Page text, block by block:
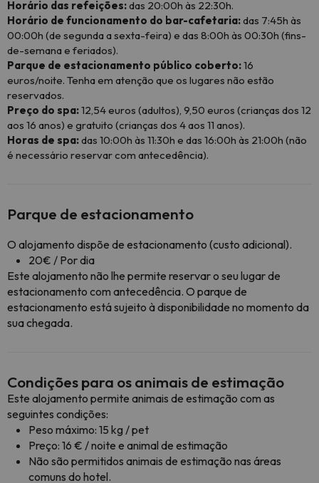
Horário das refeições:das 20:00h às 22:30h.
Horário de funcionamento do bar-cafetaria:das 7:45h às
00:00h (de segunda a sexta-feira) e das 8:00h às 00:30h (fins-
de-semana e feriados).
Parque de estacionamento público coberto:16
euros/noite. Tenha em atenção que os lugares não estão
reservados.
Preço do spa:12,54 euros (adultos), 9,50 euros (crianças dos 12
aos 16 anos) e gratuito (crianças dos 4 aos 11 anos).
Horas de spa:das 10:00h às 11:30h e das 16:00h às 21:00h (não
é necessário reservar com antecedência).
Parque de estacionamento
O alojamento dispõe de estacionamento (custo adicional).
20€ / Por dia
Este alojamento não lhe permite reservar o seu lugar de
estacionamento com antecedência. O parque de
estacionamento está sujeito à disponibilidade no momento da
sua chegada.
Condições para os animais de estimação
Este alojamento permite animais de estimação com as
seguintes condições:
Peso máximo: 15 kg / pet
Preço: 16 € / noite e animal de estimação
Não são permitidos animais de estimação nas áreas
comuns do hotel.